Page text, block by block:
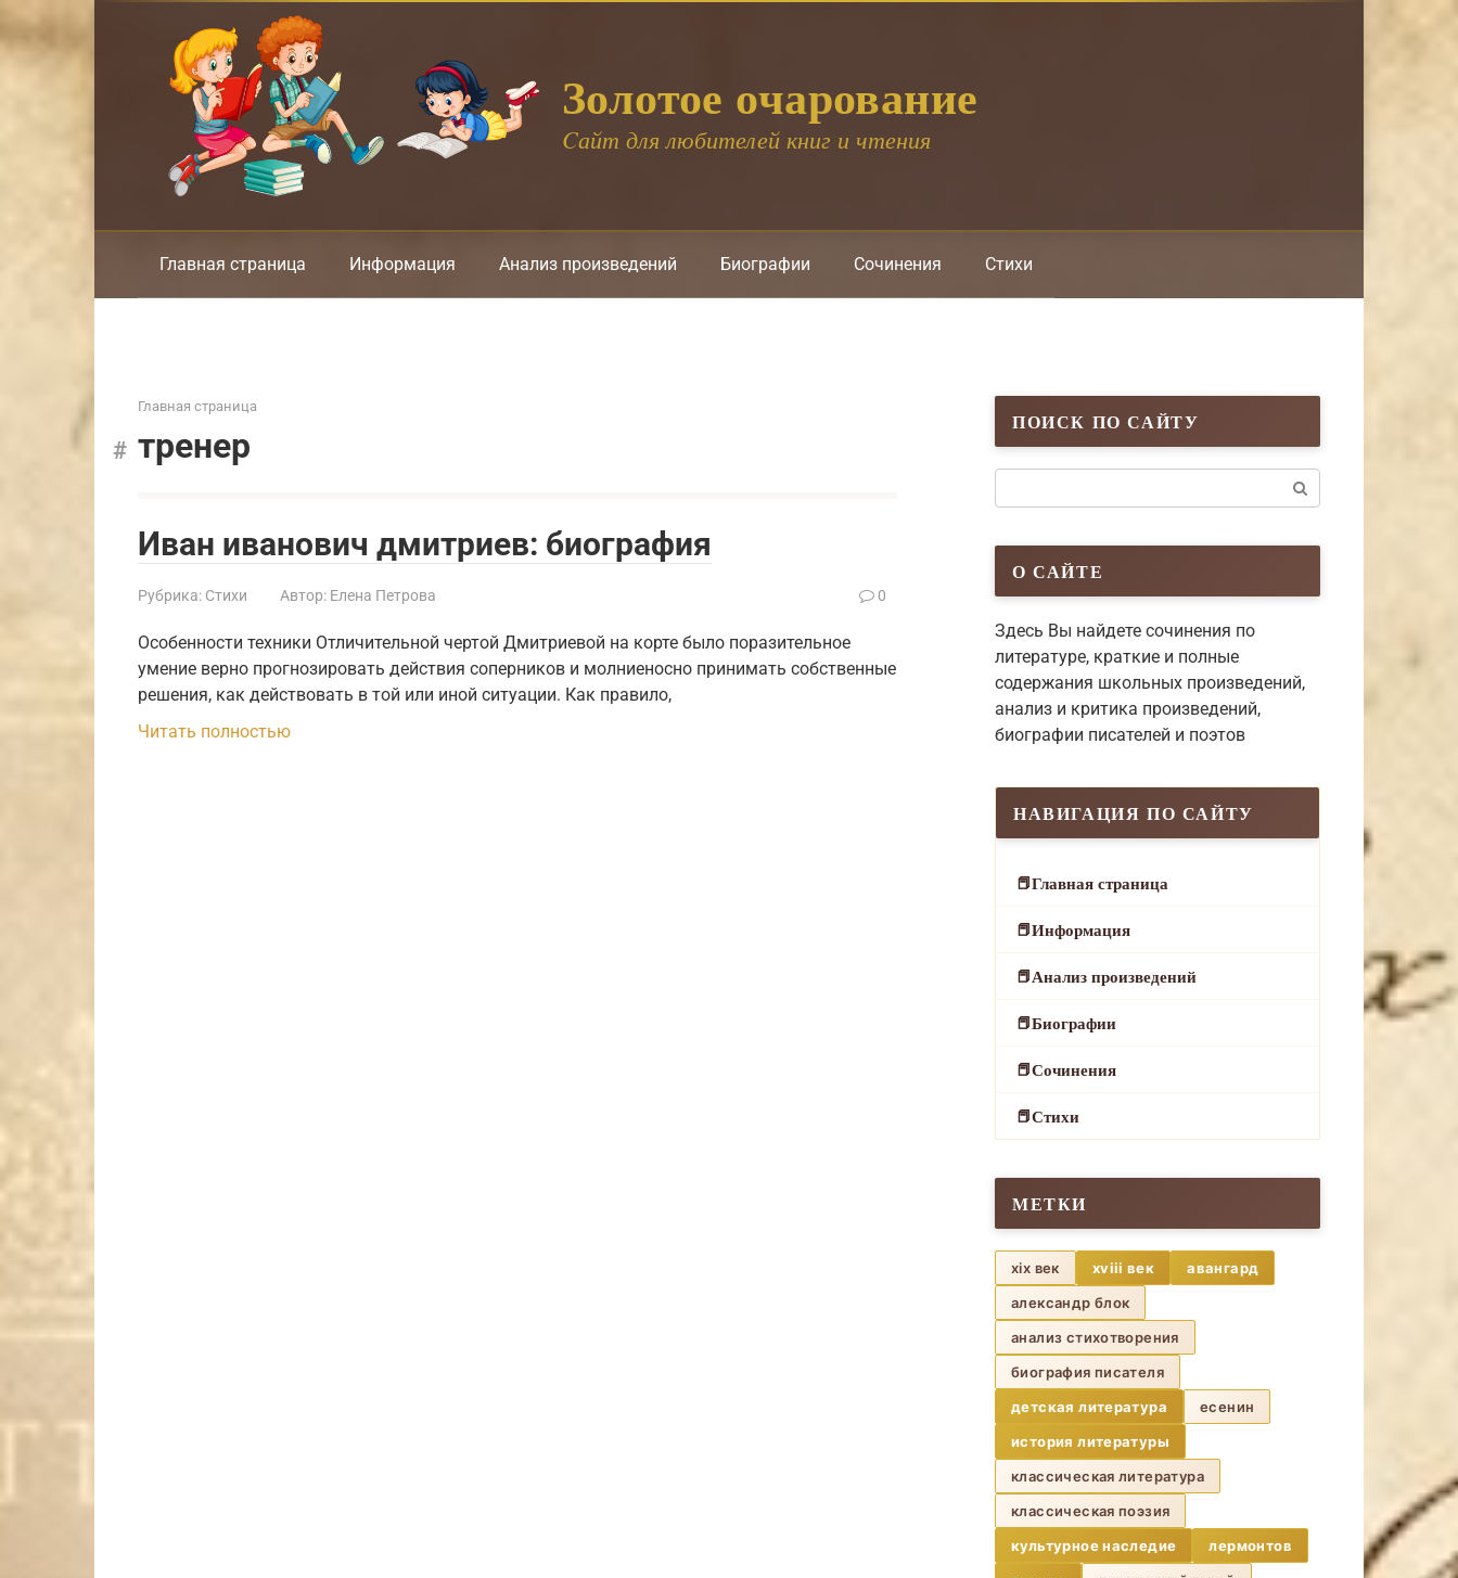
к
Золотое очарование
Cайт для любителей книг и чтения
Главная страница Информация Анализ произведений Биографии Сочинения Стихи
Главная страница
тренер
Иван иванович дмитриев: биография
Рубрика: Стихи Автор: Елена Петрова 0
Особенности техники Отличительной чертой Дмитриевой на корте было поразительное
умение верно прогнозировать действия соперников и молниеносно принимать собственные
решения, как действовать в той или иной ситуации. Как правило,
Читать полностью
ПОИСК ПО САЙТУ
О САЙТЕ
Здесь Вы найдете сочинения по
литературе, краткие и полные
содержания школьных произведений,
анализ и критика произведений,
биографии писателей и поэтов
НАВИГАЦИЯ ПО САЙТУ
Главная страница
Информация
Анализ произведений
Биографии
Сочинения
Стихи
МЕТКИ
xix век xviii век
авангард
александр блок
анализ стихотворения
биография писателя
детская литература
есенин
история литературы
классическая литература
классическая поэзия
культурное наследие
лермонтов